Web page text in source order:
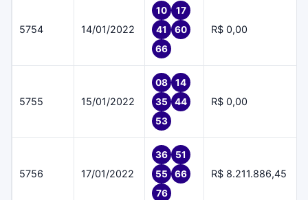
5754 14/01/2022
10
17
41
60
66
R$ 0,00
5755 15/01/2022
08
14
35
44
53
R$ 0,00
5756 17/01/2022
36
51
55
66
76
R$ 8.211.886,45